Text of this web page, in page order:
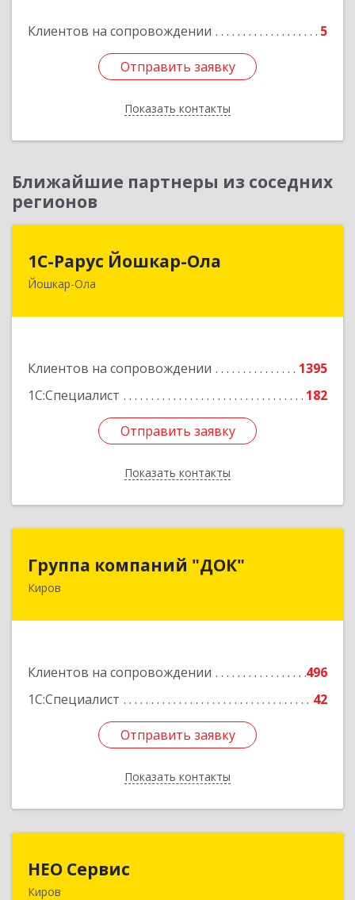
Клиентов на сопровождении 5
Отправить заявку
Показать контакты
Отправить заявку
Назад
Ближайшие партнеры из соседних
регионов
1С-Рарус Йошкар-Ола
Йошкар-Ола
Клиентов на сопровождении
1395
1С:Специалист
182
Отправить заявку
Показать контакты
424004, Марий Эл Респ, Йошкар-Ола г, Волкова
Отправить заявку
Назад
Группа компаний "ДОК"
Киров
Клиентов на сопровождении
496
1С:Специалист
42
Отправить заявку
Показать контакты
Группа компаний "ДОК"
610017, Кировская обл, Киров г, Горького ул,
Отправить заявку
Назад
НЕО Сервис
Киров610045, Кировская обл, Киров г, Ульяновская